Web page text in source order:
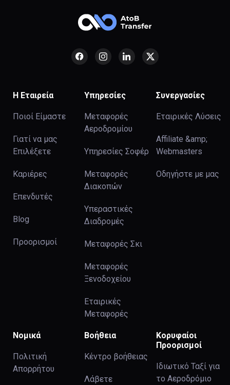
Η Εταιρεία
Ποιοί Είμαστε
Γιατί να μας
Επιλέξετε
Καριέρες
Επενδυτές
Blog
Προορισμοί
Υπηρεσίες
Μεταφορές
Αεροδρομίου
Υπηρεσίες Σοφέρ
Μεταφορές
Διακοπών
Υπεραστικές
Διαδρομές
Μεταφορές Σκι
Μεταφορές
Ξενοδοχείου
Εταιρικές
Μεταφορές
Συνεργασίες
Εταιρικές Λύσεις
Affiliate &amp;
Webmasters
Οδηγήστε με μας
Νομικά
Πολιτική
Απορρήτου
Βοήθεια
Κέντρο βοήθειας
Λάβετε
Κορυφαίοι
Προορισμοί
Ιδιωτικό Ταξί για
το Αεροδρόμιο